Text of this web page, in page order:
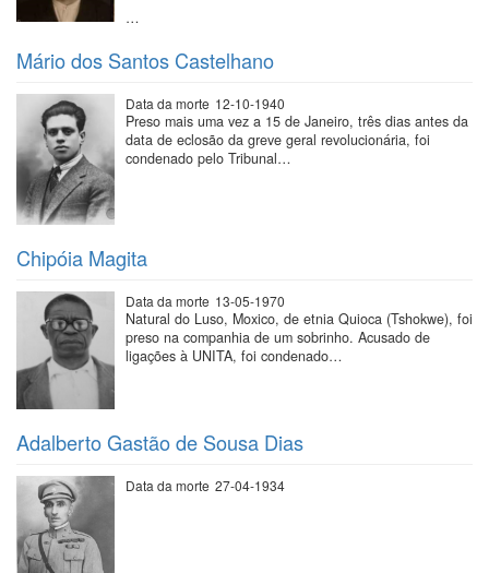
…
Mário dos Santos Castelhano
Data da morte 12-10-1940
Preso mais uma vez a 15 de Janeiro, três dias antes da
data de eclosão da greve geral revolucionária, foi
condenado pelo Tribunal…
Chipóia Magita
Data da morte 13-05-1970
Natural do Luso, Moxico, de etnia Quioca (Tshokwe), foi
preso na companhia de um sobrinho. Acusado de
ligações à UNITA, foi condenado…
Adalberto Gastão de Sousa Dias
Data da morte 27-04-1934